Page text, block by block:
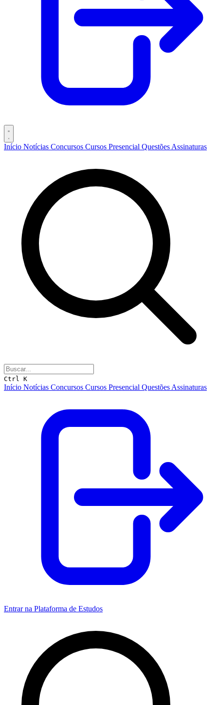
Início Notícias Concursos Cursos Presencial Questões Assinaturas
Ctrl K
Início Notícias Concursos Cursos Presencial Questões Assinaturas
Entrar na Plataforma de Estudos